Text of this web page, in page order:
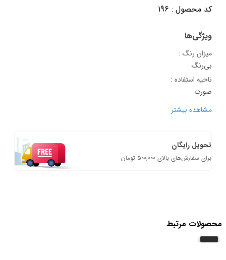
کد محصول : 196
ویژگی‌ها
میزان رنگ :
بی‌رنگ
ناحیه استفاده :
صورت
مشاهده بیشتر
تحویل رایگان
برای سفارش‌های بالای 500,000 تومان
محصولات مرتبط